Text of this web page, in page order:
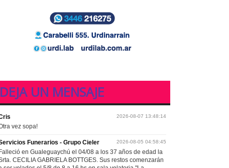
DEJA UN MENSAJE